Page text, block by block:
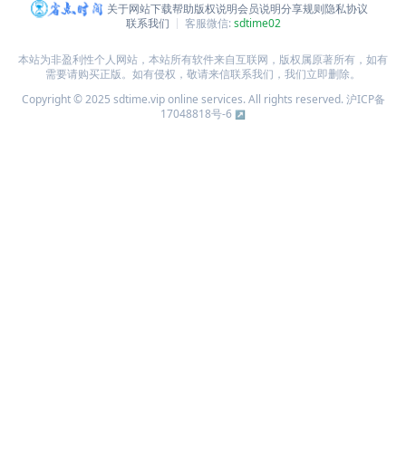
关于网站下载帮助版权说明会员说明分享规则隐私协议
联系我们
客服微信:sdtime02
本站为非盈利性个人网站，本站所有软件来自互联网，版权属原著所有，如有
需要请购买正版。如有侵权，敬请来信联系我们，我们立即删除。
Copyright © 2025 sdtime.vip online services. All rights reserved.沪ICP备
17048818号-6